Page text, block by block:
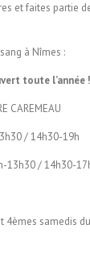
et faites partie
à Nîmes :
toute l’année !
CAREMEAU
/ 14h30-19h
13h30 / 14h30-
4èmes samedis